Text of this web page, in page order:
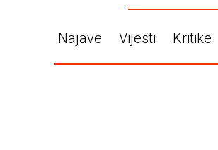
Najave Vijesti Kritike